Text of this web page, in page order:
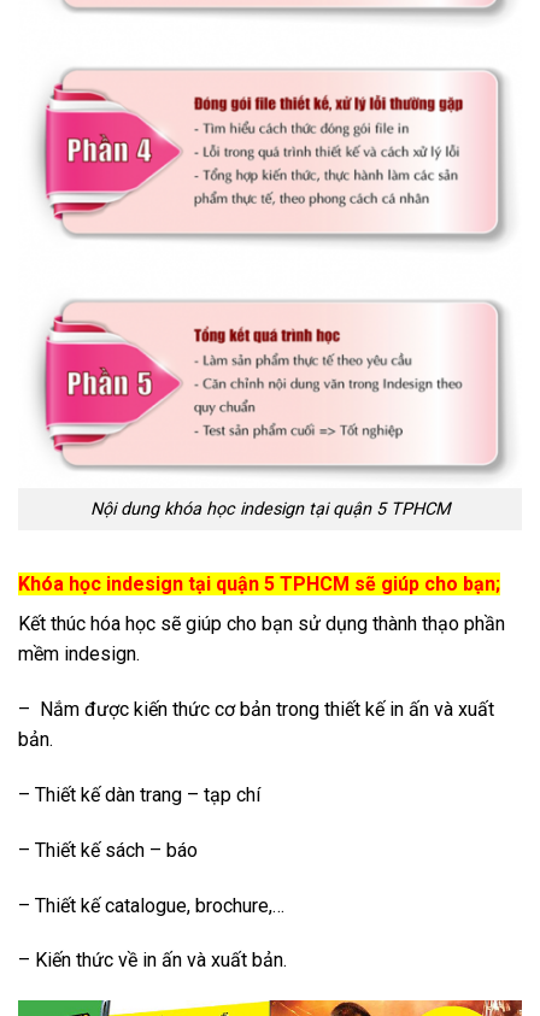
Nội dung khóa học indesign tại quận 5 TPHCM
Khóa học indesign tại quận 5 TPHCM sẽ giúp cho bạn;
Kết thúc hóa học sẽ giúp cho bạn sử dụng thành thạo phần
mềm indesign.
– Nắm được kiến thức cơ bản trong thiết kế in ấn và xuất
bản.
– Thiết kế dàn trang – tạp chí
– Thiết kế sách – báo
– Thiết kế catalogue, brochure,…
– Kiến thức về in ấn và xuất bản.